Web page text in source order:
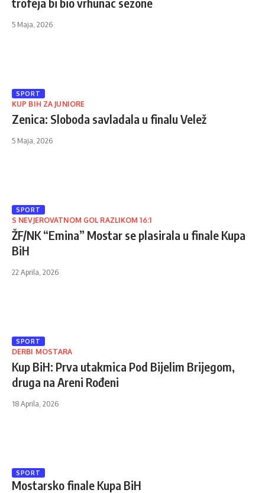
5 Maja, 2026
SPORT
KUP BIH ZA JUNIORE
Zenica: Sloboda savladala u finalu Velež
5 Maja, 2026
SPORT
S NEVJEROVATNOM GOL RAZLIKOM 16:1
ŽF/NK “Emina” Mostar se plasirala u finale Kupa
BiH
22 Aprila, 2026
SPORT
DERBI MOSTARA
Kup BiH: Prva utakmica Pod Bijelim Brijegom,
druga na Areni Rođeni
18 Aprila, 2026
SPORT
Mostarsko finale Kupa BiH